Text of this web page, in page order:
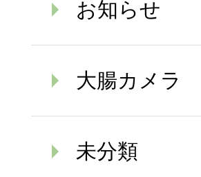
お知らせ
大腸カメラ
未分類